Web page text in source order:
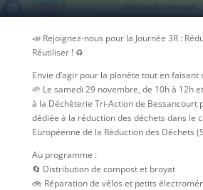
📣 Rejoignez-nous pour la Journée 3R :
Réutiliser ! ♻️
Envie d’agir pour la planète tout en faisant
🌱 Le samedi 29 novembre, de 10h à 12h
à la Déchèterie Tri-Action de Bessancourt
dédiée à la réduction des déchets dans le
Européenne de la Réduction des Déchets
Au programme :
🔄 Distribution de compost et broyat
🚲 Réparation de vélos et petits